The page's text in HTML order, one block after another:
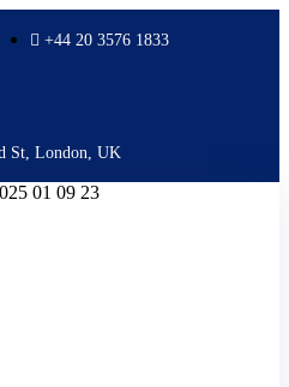
+44 20 3576 1833
St, London, UK